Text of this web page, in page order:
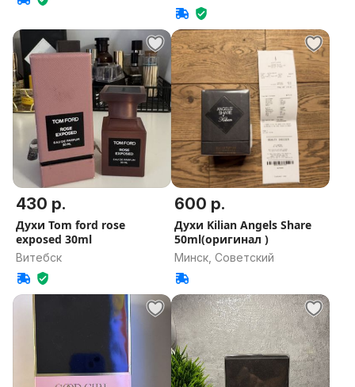
430 р.
Духи Tom ford rose
exposed 30ml
Витебск
600 р.
Духи Kilian Angels Share
50ml(оригинал )
Минск, Советский